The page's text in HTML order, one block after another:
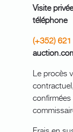
Visite
téléphone
(+352)
Le procès